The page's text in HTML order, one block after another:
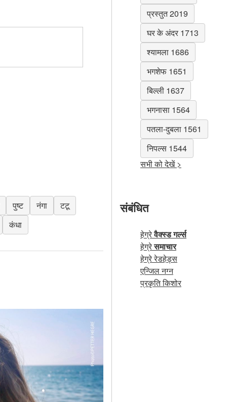
पुष्ट नंगा
टटू
कंधा
प्रस्तुत 2019
घर के अंदर 1713
श्यामला 1686
भगशेफ 1651
बिल्ली 1637
भगनासा 1564
पतला-दुबला 1561
निपल्स 1544
सभी को देखें >
संबंधित
हेग्रेवैक्स्ड गर्ल्स
हेग्रेसमाचार
हेग्रे रेडहेड्स
एन्जिल नग्न
प्रकृति किशोर